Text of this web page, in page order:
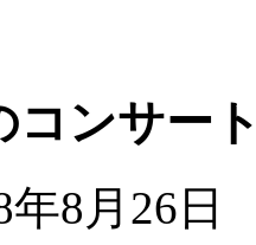
コンサー
年8月26日